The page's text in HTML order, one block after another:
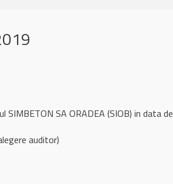
SA ORADEA (SIOB) in data
auditor)